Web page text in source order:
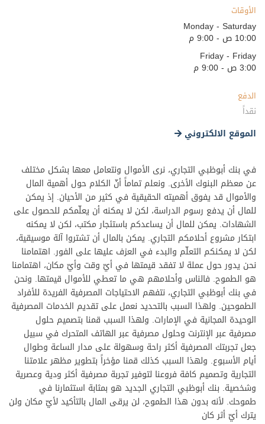
الأوقات
Monday - Saturday
10:00 ص - 9:00 م
Friday - Friday
3:00 ص - 9:00 م
الدفع
نقداً
الموقع الالكتروني
في بنك أبوظبي التجاري، نرى الأموال ونتعامل معها بشكل مختلف
عن معظم البنوك الأخرى. ونعلم تماماً أنّ الكلام حول أهمية المال
والأموال قد يفوق أهميته الحقيقية في كثير من الأحيان. إذ يمكن
للمال أن يدفع رسوم الدراسة، لكن لا يمكنه أن يعلّمكم للحصول على
الشهادات. يمكن للمال أن يساعدكم باستئجار مكتب، لكن لا يمكنه
ابتكار مشروع أحلامكم التجاري. يمكن بالمال أن تشتروا آلة موسيقية،
لكن لا يمكنكم التعلّم والبدء في العزف عليها على الفور. اهتمامنا
نحن يدور حول عملة لا تفقد قيمتها في أيّ وقت وأيّ مكان، اهتمامنا
هو الطموح. فالناس وأحلامهم هي ما تعطي للأموال قيمتها. ونحن
في بنك أبوظبي التجاري، نتفهم الاحتياجات المصرفية الفريدة للأفراد
الطموحين. ولهذا السبب بالتحديد نعمل على تقديم الخدمات المصرفية
الوحيدة المجانية في الإمارات. ولهذا السبب قمنا بتصميم حلول
مصرفية عبر الإنترنت وحلول مصرفية عبر الهاتف المتحرك في سبيل
جعل تجربتك المصرفية أكثر راحة وسهولة على مدار الساعة وطوال
أيام الأسبوع. ولهذا السبب كذلك قمنا مؤخراً بتطوير مظهر علامتنا
التجارية وتصميم كافة فروعنا لتوفير تجربة مصرفية أكثر ودية وعصرية
وشخصية. بنك أبوظبي التجاري الجديد هو بمثابة استثمارنا في
طموحك. لأنه بدون هذا الطموح، لن يرقى المال بالتأكيد لأيّ مكان ولن
يترك أيّ أثر كان